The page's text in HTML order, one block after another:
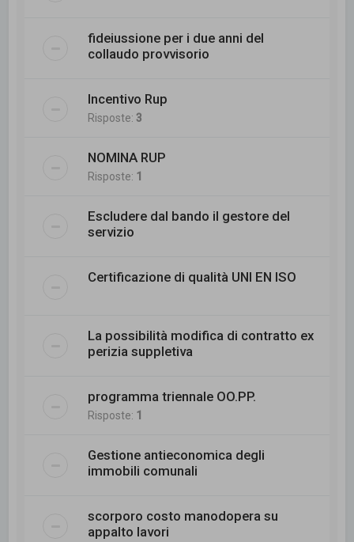
fideiussione per i due anni del
collaudo provvisorio
Incentivo Rup
Risposte:3
NOMINA RUP
Risposte: 1
Escludere dal bando il gestore del
servizio
Certificazione di qualità UNI EN ISO
La possibilità modifica di contratto ex
perizia suppletiva
programma triennale OO.PP.
Risposte: 1
Gestione antieconomica degli
immobili comunali
scorporo costo manodopera su
appalto lavori